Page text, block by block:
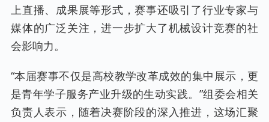
上直播、成果展等形式，赛事还吸引了行业专家与
媒体的广泛关注，进一步扩大了机械设计竞赛的社
会影响力。
“本届赛事不仅是高校教学改革成效的集中展示，更
是青年学子服务产业升级的生动实践。”组委会相关
负责人表示，随着决赛阶段的深入推进，这场汇聚